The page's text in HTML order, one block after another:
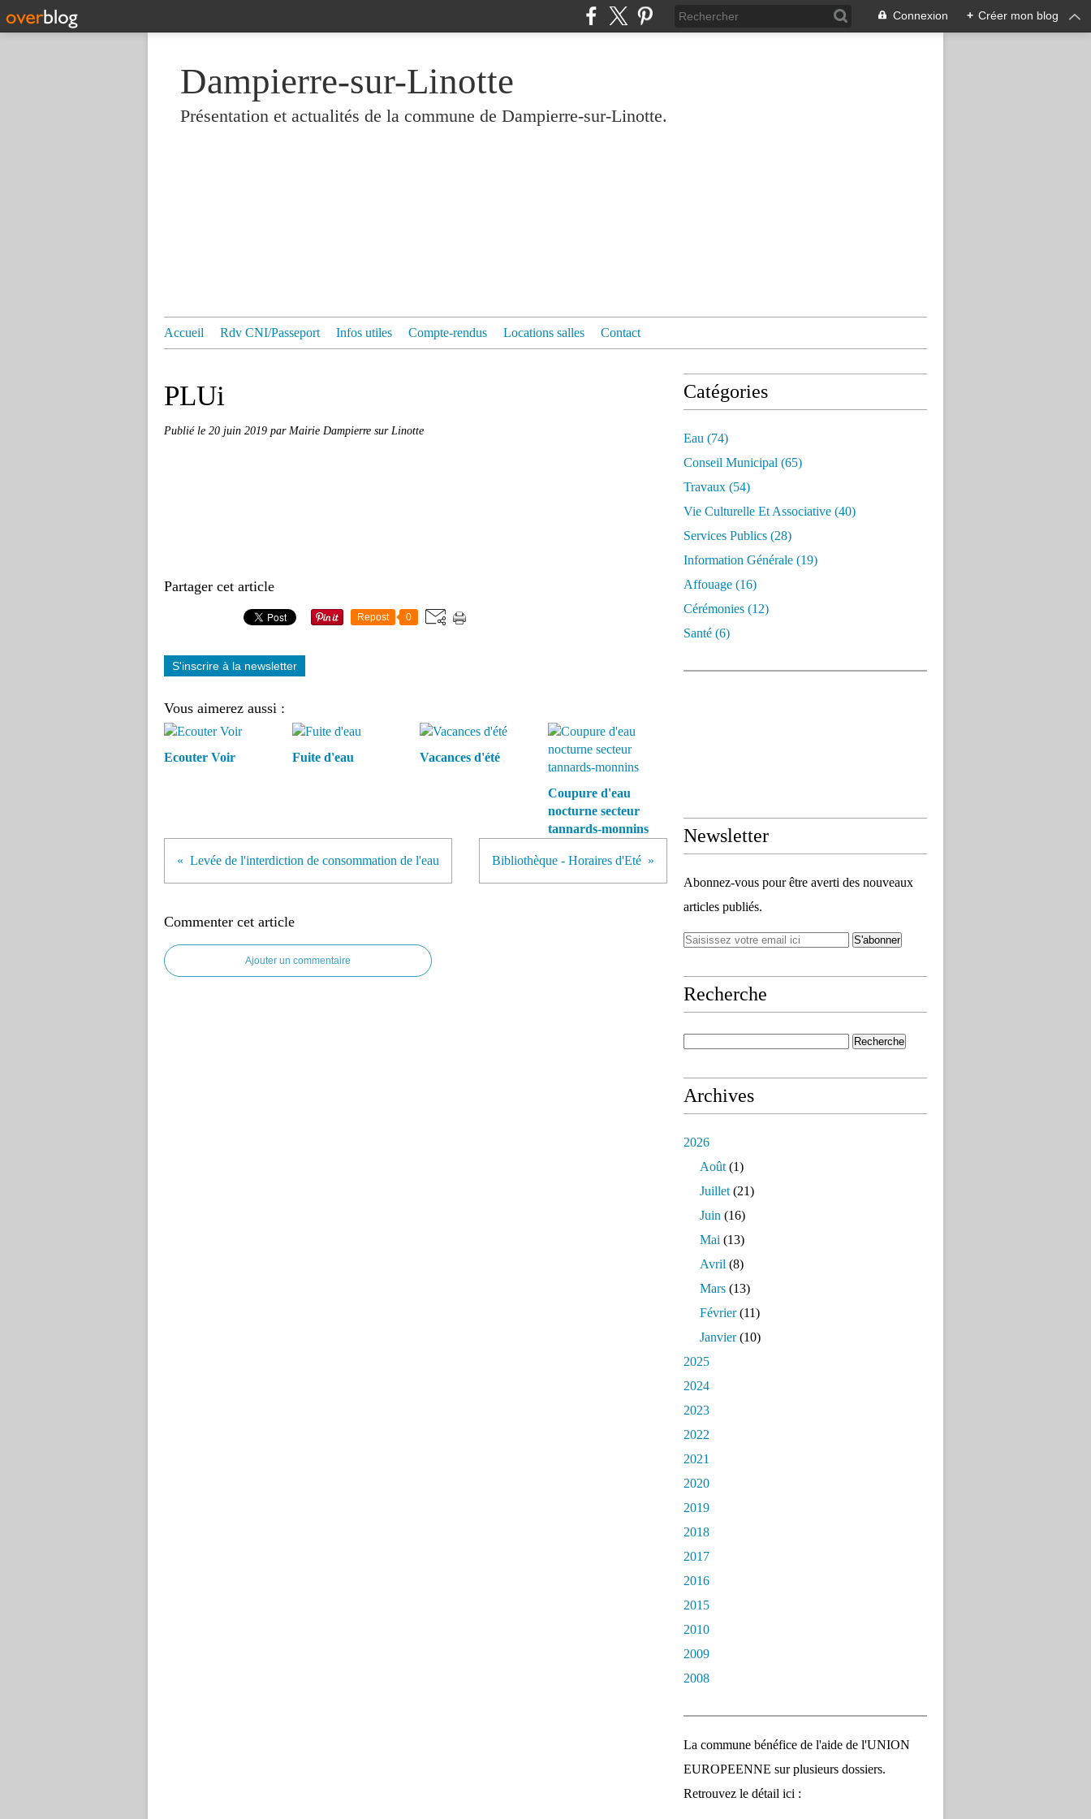
Connexion + Créer mon blog
Dampierre-sur-Linotte
Présentation et actualités de la commune de Dampierre-sur-Linotte.
Accueil Rdv CNI/Passeport Infos utiles Compte-rendus Locations salles Contact
PLUi
Publié le 20 juin 2019 par Mairie Dampierre sur Linotte
Partager cet article
Repost 0
S'inscrire à la newsletter
Vous aimerez aussi :
Ecouter Voir Fuite d'eau Vacances d'été
Coupure d'eau
nocturne secteur
tannards-monnins
Levée de l'interdiction de consommation de l'eau Bibliothèque - Horaires d'Eté
Commenter cet article
Ajouter un commentaire
Catégories
Eau (74)
Conseil Municipal (65)
Travaux (54)
Vie Culturelle Et Associative (40)
Services Publics (28)
Information Générale (19)
Affouage (16)
Cérémonies (12)
Santé (6)
Newsletter
Abonnez-vous pour être averti des nouveaux
articles publiés.
Recherche
Archives
2026
Août (1)
Juillet (21)
Juin (16)
Mai (13)
Avril (8)
Mars (13)
Février(11)
Janvier(10)
2025
2024
2023
2022
2021
2020
2019
2018
2017
2016
2015
2010
2009
2008
La commune bénéfice de l'aide de l'UNION
EUROPEENNE sur plusieurs dossiers.
Retrouvez le détail ici :